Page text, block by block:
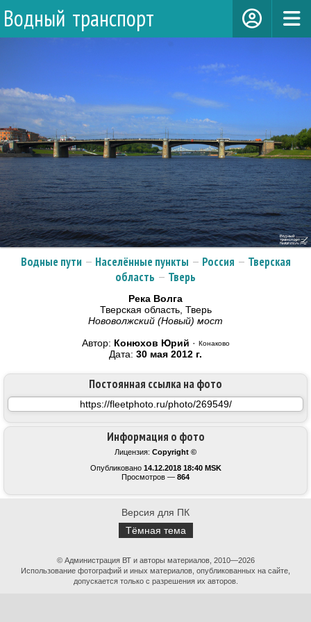
Водный транспорт
Водные пути — Населённые пункты — Россия — Тверская
область — Тверь
Река Волга
Тверская область, Тверь
Нововолжский (Новый) мост
Автор: Конюхов Юрий · Конаково
Дата: 30 мая 2012 г.
Информация о фото
Лицензия: Copyright ©
Опубликовано 14.12.2018 18:40 MSK
Просмотров — 864
Постоянная ссылка на фото
Версия для ПК
Тёмная тема
© Администрация ВТ и авторы материалов, 2010—2026
Использование фотографий и иных материалов, опубликованных на сайте,
допускается только с разрешения их авторов.